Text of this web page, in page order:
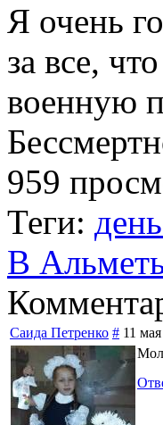
Я очень
за все,
военную
959
Теги:
В
Саида Петренко # 11